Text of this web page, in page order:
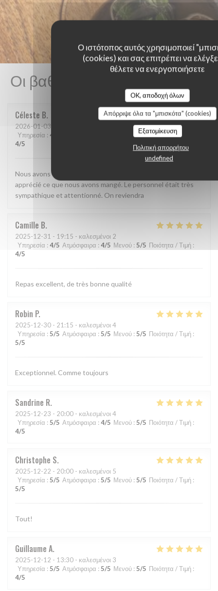
Ο ιστότοπος αυτός χρησιμοποιεί
(cookies) και σας επιτρέπει να
θέλετε να ενεργοποιήσετε
OK, αποδοχή όλων
Απόρριψε όλα τα "μπισκότα" (cookies)
Εξατομίκευση
Πολιτική απορρήτου
undefined
Οι βαθμολογίες πελατών μας
Céleste B
2026-01-03
Υπηρεσία : 4 : 5/5 Ποιότητα / Τιμή
4/5
Nous avons découvert ce restaurant et avons beaucoup
apprécié ce que nous avons mangé. Le personnel était très
sympathique et attentionné. On reviendra
Camille B
2025-12-31 - 19:15 - καλεσμένοι 2
Υπηρεσία : 4/5 Ατμόσφαιρα : 4/5 Μενού : 5/5 Ποιότητα / Τιμή :
4/5
Repas excellent, de très bonne qualité
Robin P
2025-12-30 - 21:15 - καλεσμένοι 4
Υπηρεσία : 5/5 Ατμόσφαιρα : 5/5 Μενού : 5/5 Ποιότητα / Τιμή :
5/5
Exceptionnel. Comme toujours
Sandrine R
2025-12-23 - 20:00 - καλεσμένοι 4
Υπηρεσία : 5/5 Ατμόσφαιρα : 4/5 Μενού : 5/5 Ποιότητα / Τιμή :
4/5
Christophe S
2025-12-22 - 20:00 - καλεσμένοι 5
Υπηρεσία : 5/5 Ατμόσφαιρα : 5/5 Μενού : 5/5 Ποιότητα / Τιμή :
5/5
Tout!
Guillaume A
2025-12-12 - 13:30 - καλεσμένοι 3
Υπηρεσία : 5/5 Ατμόσφαιρα : 5/5 Μενού : 5/5 Ποιότητα / Τιμή :
4/5